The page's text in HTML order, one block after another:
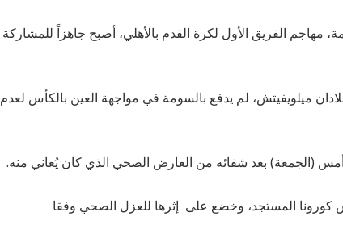
الفريق الأول لكرة القدم بالأهلي، أصبح جاهزاً للمشاركة
ميلويفيتش، لم يدفع بالسومة في مواجهة العين بالكأس لعدم
أمس (الجمعة) بعد شفائه من العارض الصحي الذي كان يُعاني منه.
المستجد، وخضع على إثرها للعزل الصحي وفقا